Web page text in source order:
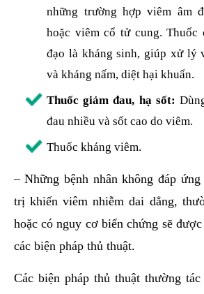
những trường hợp viêm âm
hoặc viêm cổ tử cung. Thuốc
đạo là kháng sinh, giúp xử lý
và kháng nấm, diệt hại khuẩn.
Thuốc giảm đau, hạ sốt:
đau nhiều và sốt cao do viêm.
Thuốc kháng viêm.
– Những bệnh nhân không đáp
trị khiến viêm nhiễm dai dẳng,
hoặc có nguy cơ biến chứng sẽ
các biện pháp thủ thuật.
Các biện pháp thủ thuật thường